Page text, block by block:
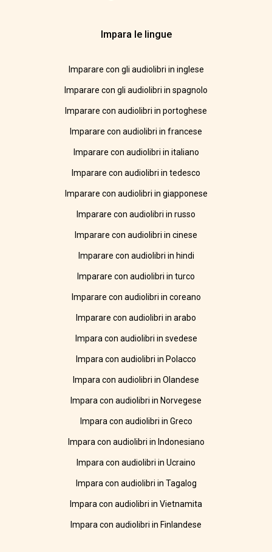
Impara le lingue
Imparare con gli audiolibri in inglese
Imparare con gli audiolibri in spagnolo
Imparare con audiolibri in portoghese
Imparare con audiolibri in francese
Imparare con audiolibri in italiano
Imparare con audiolibri in tedesco
Imparare con audiolibri in giapponese
Imparare con audiolibri in russo
Imparare con audiolibri in cinese
Imparare con audiolibri in hindi
Imparare con audiolibri in turco
Imparare con audiolibri in coreano
Imparare con audiolibri in arabo
Impara con audiolibri in svedese
Impara con audiolibri in Polacco
Impara con audiolibri in Olandese
Impara con audiolibri in Norvegese
Impara con audiolibri in Greco
Impara con audiolibri in Indonesiano
Impara con audiolibri in Ucraino
Impara con audiolibri in Tagalog
Impara con audiolibri in Vietnamita
Impara con audiolibri in Finlandese